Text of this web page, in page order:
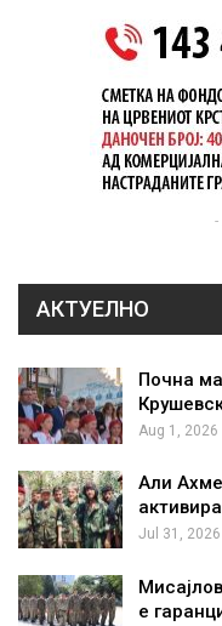
АКТУЕЛНО
Почна
Aug 1, 2026
Али
Jul 31, 2026
е